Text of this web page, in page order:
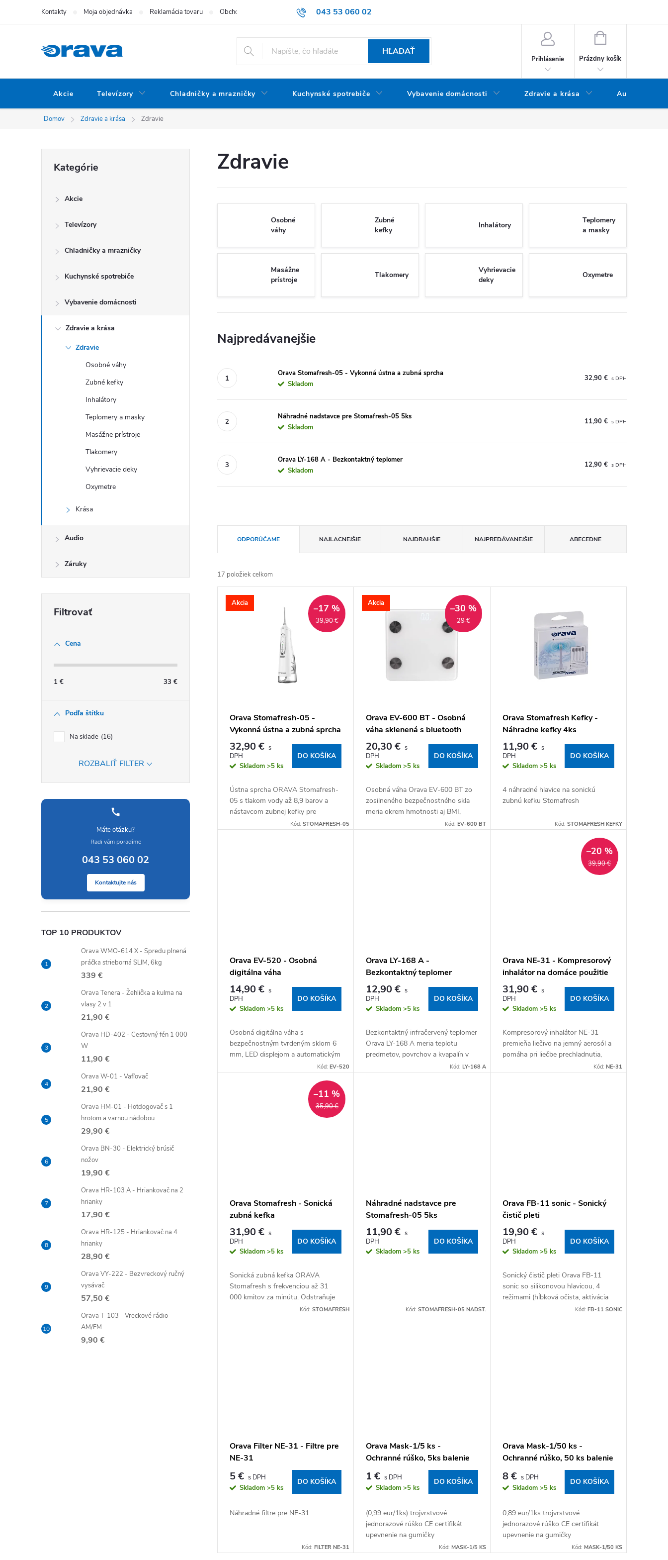
Prejsť na obsah 043 53 060 02
Kontakty Moja objednávka Reklamácia tovaru Obchodné podmienky Dodacie podmienky
HĽADAŤ
Prihlásenie
NÁKUPNÝ KOŠÍK
Prázdny košík
Akcie Televízory Chladničky a mrazničky Kuchynské spotrebiče Vybavenie domácnosti Zdravie a krása Audio
Domov Zdravie a krása Zdravie
Bočný panel
Kategórie
Akcie
Televízory
Chladničky a mrazničky
Kuchynské spotrebiče
Vybavenie domácnosti
Zdravie a krása
Zdravie
Osobné váhy
Zubné kefky
Inhalátory
Teplomery a masky
Masážne prístroje
Tlakomery
Vyhrievacie deky
Oxymetre
Krása
Audio
Záruky
Cena
1 € 33 €
Podľa štítku
Na sklade 16
ROZBALIŤ FILTER
Máte otázku?
Radi vám poradíme
043 53 060 02
Kontaktujte nás
TOP 10 PRODUKTOV
Orava WMO-614 X - Spredu plnená
práčka strieborná SLIM, 6kg
339 €
Orava Tenera - Žehlička a kulma na
vlasy 2 v 1
21,90 €
Orava HD-402 - Cestovný fén 1 000
W
11,90 €
Orava W-01 - Vafľovač
21,90 €
Orava HM-01 - Hotdogovač s 1
hrotom a varnou nádobou
29,90 €
Orava BN-30 - Elektrický brúsič
nožov
19,90 €
Orava HR-103 A - Hriankovač na 2
hrianky
17,90 €
Orava HR-125 - Hriankovač na 4
hrianky
28,90 €
Orava VY-222 - Bezvreckový ručný
vysávač
57,50 €
Orava T-103 - Vreckové rádio
AM/FM
9,90 €
Zdravie
Osobné
váhy
Zubné
kefky
Inhalátory
Teplomery
a masky
Masážne
prístroje
Tlakomery
Vyhrievacie
deky
Oxymetre
Najpredávanejšie
Orava Stomafresh-05 - Vykonná ústna a zubná sprcha
Skladom
32,90 €
Náhradné nadstavce pre Stomafresh-05 5ks
Skladom
11,90 €
Orava LY-168 A - Bezkontaktný teplomer
Skladom
12,90 €
Radenie produktov
ODPORÚČAME NAJLACNEJŠIE NAJDRAHŠIE NAJPREDÁVANEJŠIE ABECEDNE
17 položiek celkom
Výpis produktov
Akcia
39,90 €
–17 %
Orava Stomafresh-05 -
Vykonná ústna a zubná sprcha
32,90 €
Skladom >5 ks
DO KOŠÍKA
Ústna sprcha ORAVA Stomafresh-
05 s tlakom vody až 8,9 barov a
nástavcom zubnej kefky pre
komplexnú starostlivosť o zuby,
Kód:STOMAFRESH-05
Akcia
29 €
–30 %
Orava EV-600 BT - Osobná
váha sklenená s bluetooth
20,30 €
Skladom>5 ks
DO KOŠÍKA
Osobná váha Orava EV-600 BT zo
zosilneného bezpečnostného skla
meria okrem hmotnosti aj BMI,
podiel tuku, svalovú hmotu,Kód: EV-600 BT
Orava Stomafresh Kefky -
Náhradne kefky 4ks
11,90 €
Skladom >5 ks
DO KOŠÍKA
4 náhradné hlavice na sonickú
zubnú kefku Stomafresh
Kód: STOMAFRESH KEFKY
Orava EV-520 - Osobná
digitálna váha
14,90 €
Skladom >5 ks
DO KOŠÍKA
Osobná digitálna váha s
bezpečnostným tvrdeným sklom 6
mm, LED displejom a automatickým
Kód:EV-520
Orava LY-168 A -
Bezkontaktný teplomer
12,90 €
Skladom>5 ks
DO KOŠÍKA
Bezkontaktný infračervený teplomer
Orava LY-168 A meria teplotu
predmetov, povrchov a kvapalín v
rozsahu 0 °C – 60 °C. Výsledok sa
Kód: LY-168 A
39,90 €
–20 %
Orava NE-31 - Kompresorový
inhalátor na domáce použitie
31,90 €
Skladom >5 ks
DO KOŠÍKA
Kompresorový inhalátor NE-31
premieňa liečivo na jemný aerosól a
pomáha pri liečbe prechladnutia,
kašľa, astmy a bronchitídy priamo
Kód: NE-31
35,90 €
–11 %
Orava Stomafresh - Sonická
zubná kefka
31,90 €
Skladom >5 ks
DO KOŠÍKA
Sonická zubná kefka ORAVA
Stomafresh s frekvenciou až 31
000 kmitov za minútu. Odstraňuje
až 7× viac zubného povlaku ako
Kód:STOMAFRESH
Náhradné nadstavce pre
Stomafresh-05 5ks
11,90 €
Skladom>5 ks
DO KOŠÍKA
Kód: STOMAFRESH-05 NADST.
Orava FB-11 sonic - Sonický
čistič pleti
19,90 €
Skladom >5 ks
DO KOŠÍKA
Sonický čistič pleti Orava FB-11
sonic so silikonovou hlavicou, 4
režimami (hĺbková očista, aktivácia
pokožky, peeling, mikromasáž) a
Kód: FB-11 SONIC
Orava Filter NE-31 - Filtre pre
NE-31
5 €
Skladom >5 ks
DO KOŠÍKA
Náhradné filtre pre NE-31
Kód:FILTER NE-31
Orava Mask-1/5 ks -
Ochranné rúško, 5ks balenie
1 €
Skladom>5 ks
DO KOŠÍKA
(0,99 eur/1ks) trojvrstvové
jednorazové rúško CE certifikát
upevnenie na gumičky
Kód: MASK-1/5 KS
Orava Mask-1/50 ks -
Ochranné rúško, 50 ks balenie
8 €
Skladom >5 ks
DO KOŠÍKA
0,89 eur/1ks trojvrstvové
jednorazové rúško CE certifikát
upevnenie na gumičky
Kód: MASK-1/50 KS